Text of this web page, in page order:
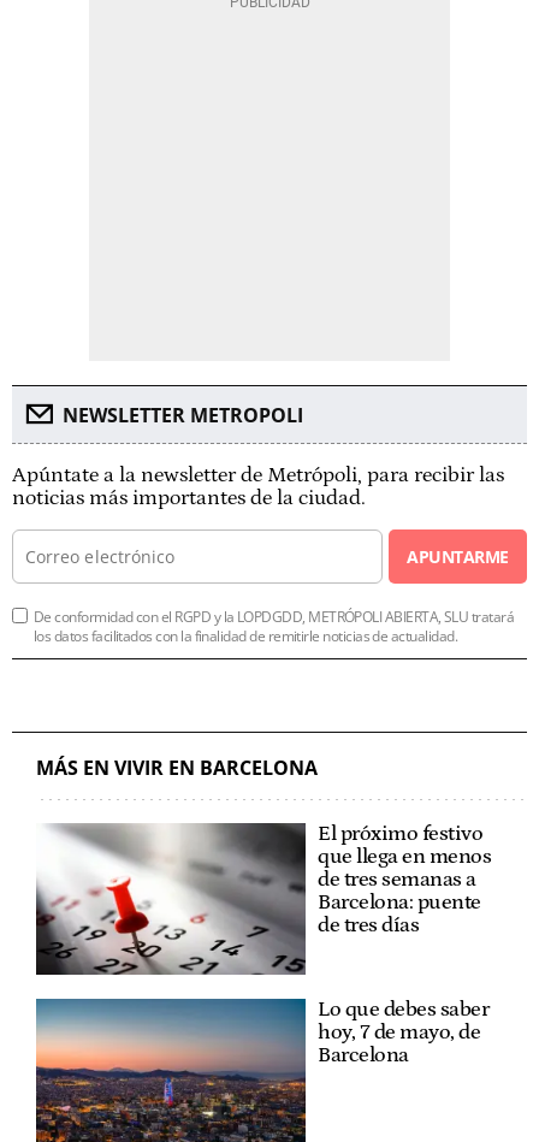
NEWSLETTER METROPOLI
Apúntate a la newsletter de Metrópoli, para recibir las
noticias más importantes de la ciudad.
APUNTARME
De conformidad con el RGPD y la LOPDGDD, METRÓPOLI ABIERTA, SLU tratará
los datos facilitados con la finalidad de remitirle noticias de actualidad.
MÁS EN VIVIR EN BARCELONA
El próximo festivo
que llega en menos
de tres semanas a
Barcelona: puente
de tres días
Lo que debes saber
hoy, 7 de mayo, de
Barcelona